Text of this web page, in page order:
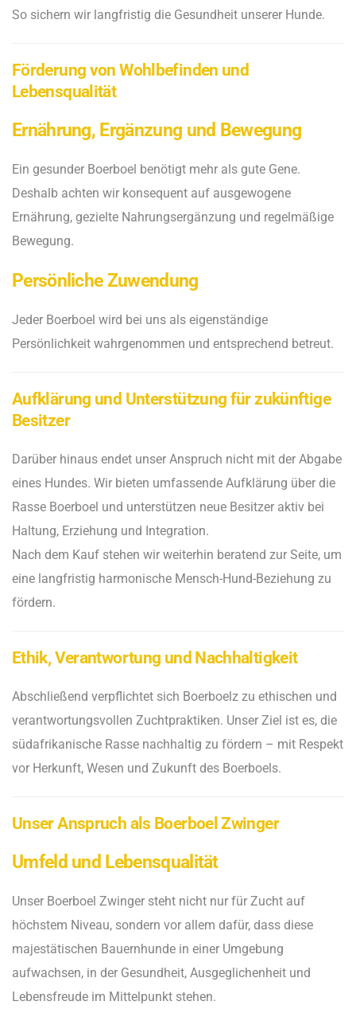
So sichern wir langfristig die Gesundheit unserer Hunde.
Förderung von Wohlbefinden und
Lebensqualität
Ernährung, Ergänzung und Bewegung
Ein gesunder Boerboel benötigt mehr als gute Gene.
Deshalb achten wir konsequent auf ausgewogene
Ernährung, gezielte Nahrungsergänzung und regelmäßige
Bewegung.
Persönliche Zuwendung
Jeder Boerboel wird bei uns als eigenständige
Persönlichkeit wahrgenommen und entsprechend betreut.
Aufklärung und Unterstützung für zukünftige
Besitzer
Darüber hinaus endet unser Anspruch nicht mit der Abgabe
eines Hundes. Wir bieten umfassende Aufklärung über die
Rasse Boerboel und unterstützen neue Besitzer aktiv bei
Haltung, Erziehung und Integration.
Nach dem Kauf stehen wir weiterhin beratend zur Seite, um
eine langfristig harmonische Mensch-Hund-Beziehung zu
fördern.
Ethik, Verantwortung und Nachhaltigkeit
Abschließend verpflichtet sich Boerboelz zu ethischen und
verantwortungsvollen Zuchtpraktiken. Unser Ziel ist es, die
südafrikanische Rasse nachhaltig zu fördern – mit Respekt
vor Herkunft, Wesen und Zukunft des Boerboels.
Unser Anspruch als Boerboel Zwinger
Umfeld und Lebensqualität
Unser Boerboel Zwinger steht nicht nur für Zucht auf
höchstem Niveau, sondern vor allem dafür, dass diese
majestätischen Bauernhunde in einer Umgebung
aufwachsen, in der Gesundheit, Ausgeglichenheit und
Lebensfreude im Mittelpunkt stehen.